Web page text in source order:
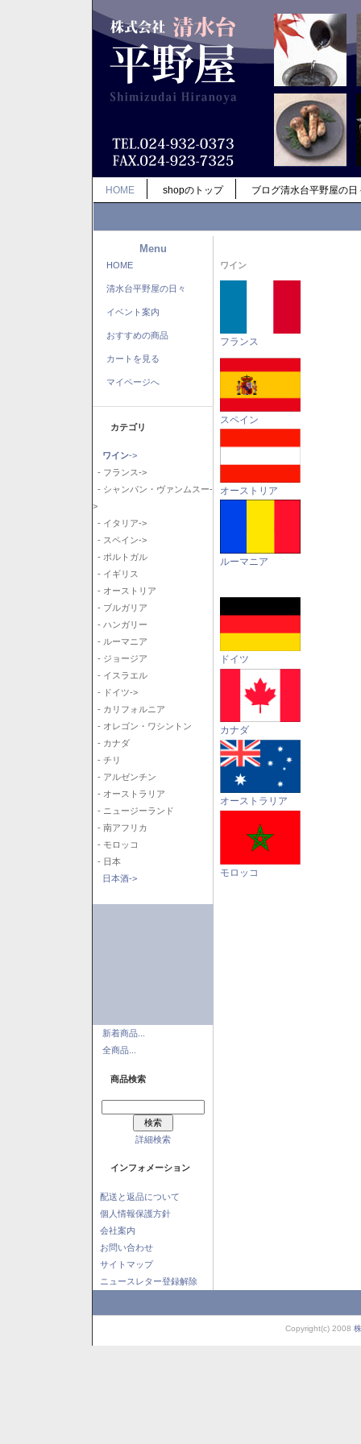
HOME shopのトップ ブログ清水台平野屋の日
Menu
HOME
清水台平野屋の日々
イベント案内
おすすめの商品
カートを見る
マイページへ
カテゴリ
ワイン->
- フランス->
- シャンパン・ヴァンムスー-
>
- イタリア->
- スペイン->
- ポルトガル
- イギリス
- オーストリア
- ブルガリア
- ハンガリー
- ルーマニア
- ジョージア
- イスラエル
- ドイツ->
- カリフォルニア
- オレゴン・ワシントン
- カナダ
- チリ
- アルゼンチン
- オーストラリア
- ニュージーランド
- 南アフリカ
- モロッコ
- 日本
日本酒->
新着商品...
全商品...
商品検索
詳細検索
インフォメーション
配送と返品について
個人情報保護方針
会社案内
お問い合わせ
サイトマップ
ニュースレター登録解除
ワイン
フランス
スペイン
オーストリア
ルーマニア
ドイツ
カナダ
オーストラリア
モロッコ
Copyright(c) 2008